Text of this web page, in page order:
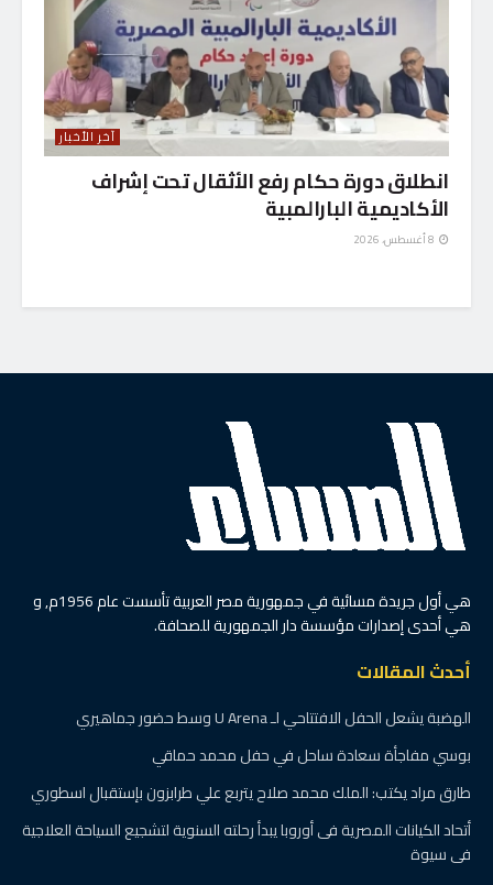
آخر الأخبار
انطلاق دورة حكام رفع الأثقال تحت إشراف
الأكاديمية البارالمبية
هي أول جريدة مسائية في جمهورية مصر العربية تأسست عام 1956م, و
هي أحدى إصدارات مؤسسة دار الجمهورية للصحافة.
أحدث المقالات
الهضبة يشعل الحفل الافتتاحي لـ U Arena وسط حضور جماهيري
بوسي مفاجأة سعادة ساحل في حفل محمد حماقي
طارق مراد يكتب: الملك محمد صلاح يتربع علي طرابزون بإستقبال اسطوري
أتحاد الكيانات المصرية فى أوروبا يبدأ رحلته السنوية لتشجيع السياحة العلاجية
فى سيوة